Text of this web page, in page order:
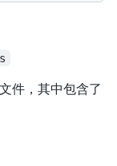
文件，其中包含了